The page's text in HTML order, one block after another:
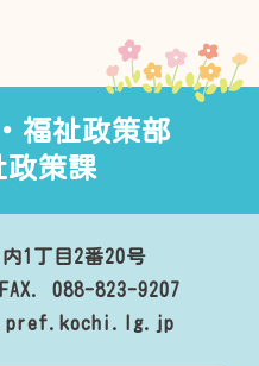
福祉政策部
政策課
1丁目2番20号
FAX. 088-823-9207